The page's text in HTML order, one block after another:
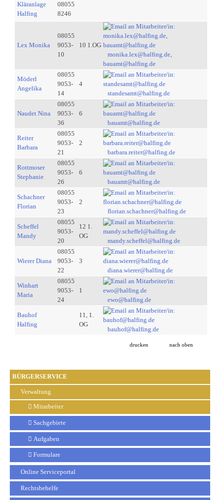
BÜRGERSERVICE
Verwaltung
Mitarbeiter
Sachgebiete
Aufgaben
Formulare
Online Serviceportal
Rechtsbehelfe
Kläranlage
Halfing
08055
8246
Lex Monika
08055
9053-
10
10 1.OG
monika.lex@halfing.de,
bauamt@halfing.de
Möderl
Angelika
08055
9053-
14
4
standesamt@halfing.de
Naudet Nina
08055
9053-
36
6
bauamt@halfing.de
Reiter
Barbara
08055
9053-
21
2
barbara.reiter@halfing.de
Rottmoser
Stephanie
08055
9053-
26
6
bauamt@halfing.de
Schachner
Florian
08055
9053-
23
2
florian.schachner@halfing.de
Scheffel
Mandy
08055
9053-
20
12 1.
OG
mandy.scheffel@halfing.de
Wierer Diana
08055
9053-
22
3
diana.wierer@halfing.de
Winhart
Maria
08055
9053-
24
1
ewo@halfing.de
Bauhof
Halfing
11, 1.
OG
bauhof@halfing.de
drucken nach oben